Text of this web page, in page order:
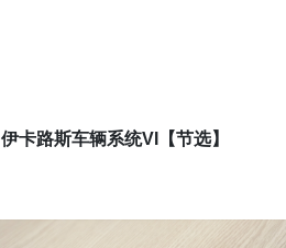
伊卡路斯车辆系统VI【节选】